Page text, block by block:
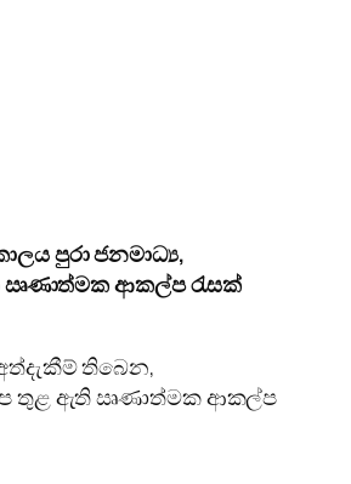
පුරා ජනමාධ්‍ය,
ඍණාත්මක ආකල්ප රැසක්
තිබෙන,
තුළ ඇති ඍණාත්මක ආකල්ප